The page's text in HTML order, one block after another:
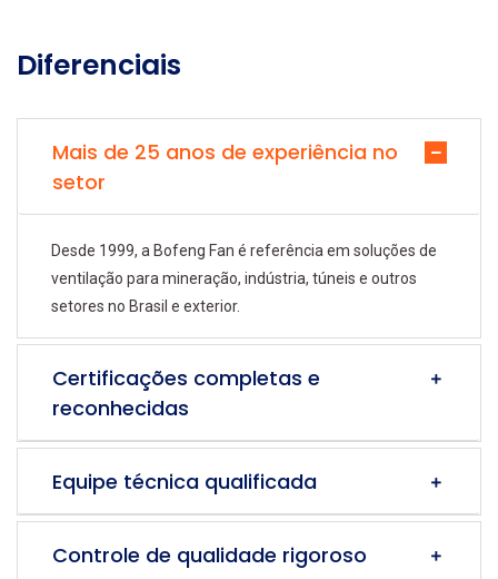
Diferenciais
Mais de 25 anos de experiência no
setor
Desde 1999, a Bofeng Fan é referência em soluções de
ventilação para mineração, indústria, túneis e outros
setores no Brasil e exterior.
Certificações completas e
reconhecidas
Equipe técnica qualificada
Controle de qualidade rigoroso